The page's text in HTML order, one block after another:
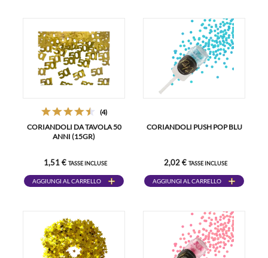
(4)
CORIANDOLI DA TAVOLA 50
ANNI (15GR)
1,51 € TASSE INCLUSE
AGGIUNGI AL CARRELLO
CORIANDOLI PUSH POP BLU
2,02 € TASSE INCLUSE
AGGIUNGI AL CARRELLO